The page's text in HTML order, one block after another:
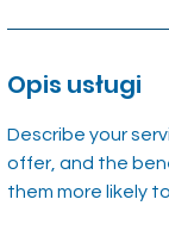
Opis usługi
Describe your
offer, and the
them more likely